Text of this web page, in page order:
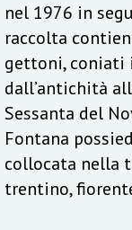
nel 1976 in
raccolta
gettoni, coniati
dall’antichità
Sessanta del
Fontana
collocata nella
trentino,